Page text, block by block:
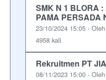
SMK N 1 BLORA
PAMA PERSADA
23/10/2024 15:05 -
4958 kali
Rekruitmen PT
08/11/2023 15:00 -